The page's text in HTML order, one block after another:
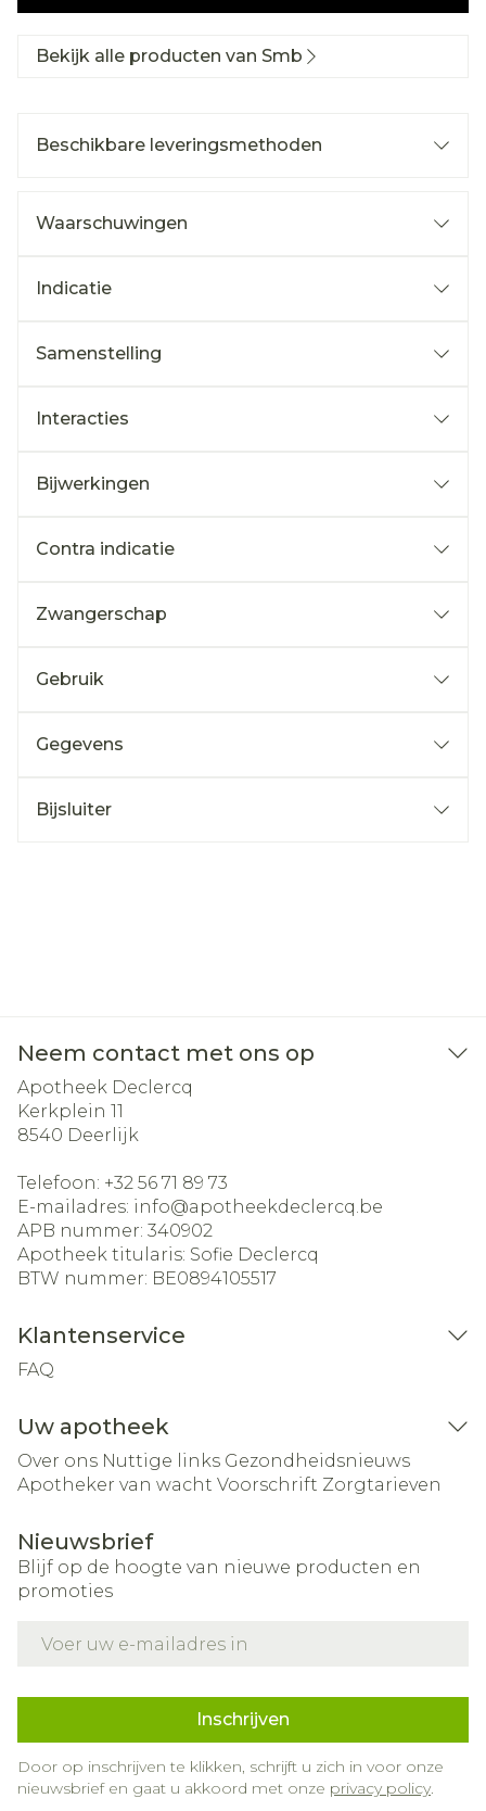
Bekijk alle producten van Smb
Beschikbare leveringsmethoden
Waarschuwingen
Indicatie
Samenstelling
Interacties
Bijwerkingen
Contra indicatie
Zwangerschap
Gebruik
Gegevens
Bijsluiter
Neem contact met ons op
Apotheek Declercq
Kerkplein 11
8540 Deerlijk
Telefoon: +32 56 71 89 73
E-mailadres: info@apotheekdeclercq.be
APB nummer: 340902
Apotheek titularis: Sofie Declercq
BTW nummer: BE0894105517
Klantenservice
FAQ
Uw apotheek
Over ons Nuttige links Gezondheidsnieuws
Apotheker van wacht Voorschrift Zorgtarieven
Nieuwsbrief
Blijf op de hoogte van nieuwe producten en
promoties
Inschrijven
Door op inschrijven te klikken, schrijft u zich in voor onze
nieuwsbrief en gaat u akkoord met onze privacy policy.